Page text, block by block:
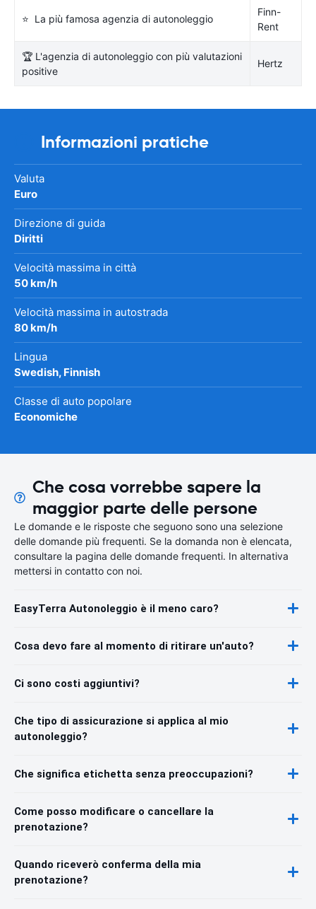
⭐ La più famosa agenzia di autonoleggio
Finn-
Rent
🏆 L'agenzia di autonoleggio con più valutazioni
positive
Hertz
Informazioni pratiche
Valuta
Euro
Direzione di guida
Diritti
Velocità massima in città
50 km/h
Velocità massima in autostrada
80 km/h
Lingua
Swedish, Finnish
Classe di auto popolare
Economiche
Che cosa vorrebbe sapere la
maggior parte delle persone
Le domande e le risposte che seguono sono una selezione
delle domande più frequenti. Se la domanda non è elencata,
consultare la pagina delle domande frequenti. In alternativa
mettersi in contatto con noi.
EasyTerra Autonoleggio è il meno caro?
Cosa devo fare al momento di ritirare un'auto?
Ci sono costi aggiuntivi?
Che tipo di assicurazione si applica al mio
autonoleggio?
Che significa etichetta senza preoccupazioni?
Come posso modificare o cancellare la
prenotazione?
Quando riceverò conferma della mia
prenotazione?